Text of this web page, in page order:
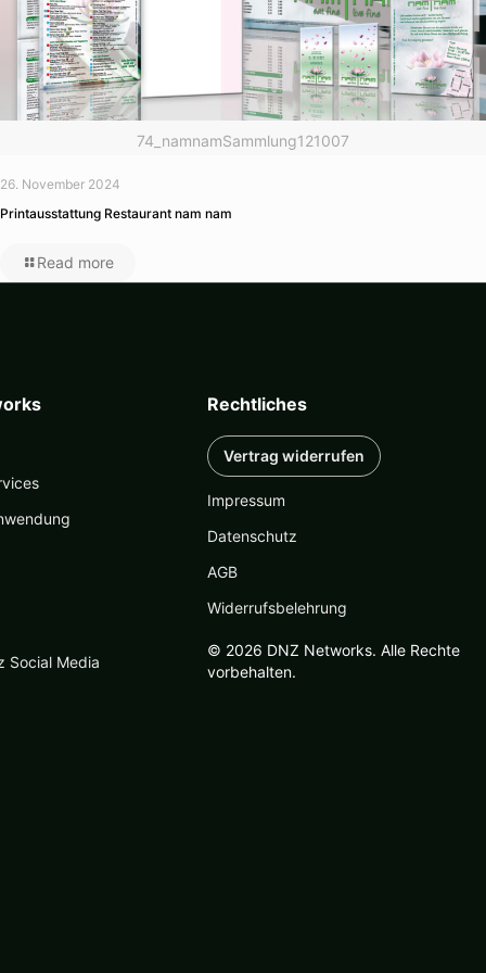
74_namnamSammlung121007
26. November 2024
Printausstattung Restaurant nam nam
Read more
Social Media
Rechtliches
Vertrag widerrufen
Impressum
Datenschutz
AGB
Widerrufsbelehrung
© 2026 DNZ Networks. Alle Rechte
vorbehalten.